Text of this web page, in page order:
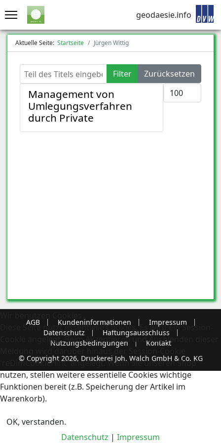
geodaesie.info
Aktuelle Seite: Startseite Jürgen Wittig
Teil des Titels eingeben Filter
Zurücksetzen
Anzeige #
Management von
Umlegungsverfahren
durch Private
AGB Kundeninformationen
Impressum
Datenschutz
Haftungsausschluss
Nutzungsbedingungen
Kontakt
© Copyright 2026, Druckerei Joh. Walch GmbH & Co. KG
Diese Seite nutzt essentielle Cookies. Es wird ein Session-
Cookie angelegt. Beim Akzeptieren und Ausblenden dieser
Meldung wird darüber hinaus der Session-Cookie
'reDimCookieHint' angelegt. Wenn Sie unseren Shop
nutzen, stellen weitere essentielle Cookies wichtige
Funktionen bereit (z.B. Speicherung der Artikel im
Warenkorb).
OK, verstanden.
Datenschutz | Impressum